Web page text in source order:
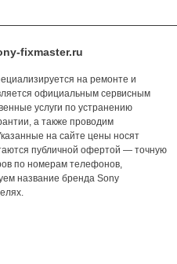
fixmaster.ru
на ремонте и
официальным сервисным
услуги по устранению
а также проводим
на сайте цены носят
публичной офертой — точную
по номерам телефонов,
название бренда Sony